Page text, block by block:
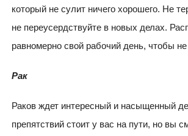
который не сулит ничего хорошего. Не
не переусердствуйте в новых делах.
равномерно свой рабочий день, чтобы
Рак
Раков ждет интересный и насыщенный
препятствий стоит у вас на пути, но вы